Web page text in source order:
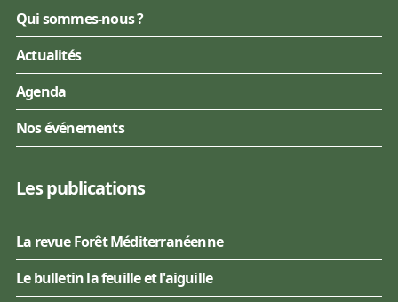
Qui sommes-nous ?
Actualités
Agenda
Nos événements
Les publications
La revue Forêt Méditerranéenne
Le bulletin la feuille et l'aiguille